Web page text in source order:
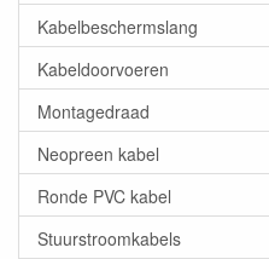
Kabelbeschermslang
Kabeldoorvoeren
Montagedraad
Neopreen kabel
Ronde PVC kabel
Stuurstroomkabels